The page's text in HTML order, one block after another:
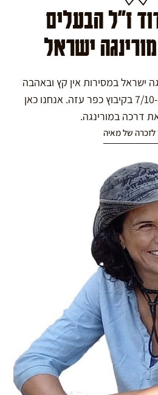
ז"ל הבעלים
ישראל
ישראל במסירות אין קץ ובאהבה
גדולה. מאיה נרצחה ב-7/10 בקיבוץ כפר עזה. אנחנו כאן
דרכה במורינגה.
לזכרה של מאיה